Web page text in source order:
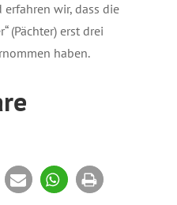
erfahren wir, dass die
(Pächter) erst drei
haben.